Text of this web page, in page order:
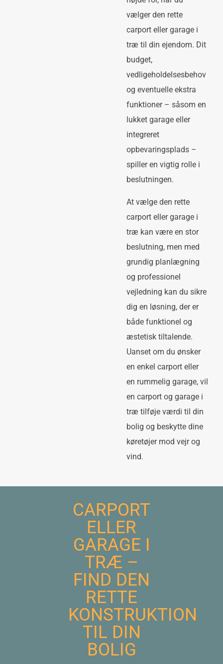
vælger den rette
carport eller garage i
træ til din ejendom. Dit
budget,
vedligeholdelsesbehov
og eventuelle ekstra
funktioner – såsom en
lukket garage eller
integreret
opbevaringsplads –
spiller en vigtig rolle i
beslutningen.
At vælge den rette
carport eller garage i
træ kan være en stor
beslutning, men med
grundig planlægning
og professionel
vejledning kan du sikre
dig en løsning, der er
både funktionel og
æstetisk tiltalende.
Uanset om du ønsker
en enkel carport eller
en rummelig garage, vil
en carport og garage i
træ tilføje værdi til din
bolig og beskytte dine
køretøjer mod vejr og
vind.
CARPORT
ELLER
GARAGE I
TRÆ –
FIND DEN
RETTE
KONSTRUKTION
TIL DIN
BOLIG